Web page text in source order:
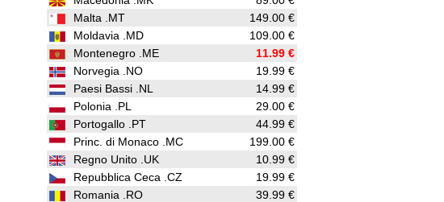
Malta .MT
149.00 €
Moldavia .MD
109.00 €
Montenegro .ME
11.99 €
Norvegia .NO
19.99 €
Paesi Bassi .NL
14.99 €
Polonia .PL
29.00 €
Portogallo .PT
44.99 €
Princ. di Monaco .MC
199.00 €
Regno Unito .UK
10.99 €
Repubblica Ceca .CZ
19.99 €
Romania .RO
39.99 €